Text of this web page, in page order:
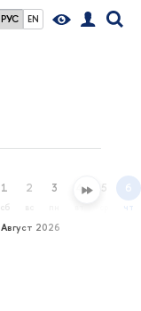
РУС EN
Август 2026
1
сб
2 3 4 5 6
чт